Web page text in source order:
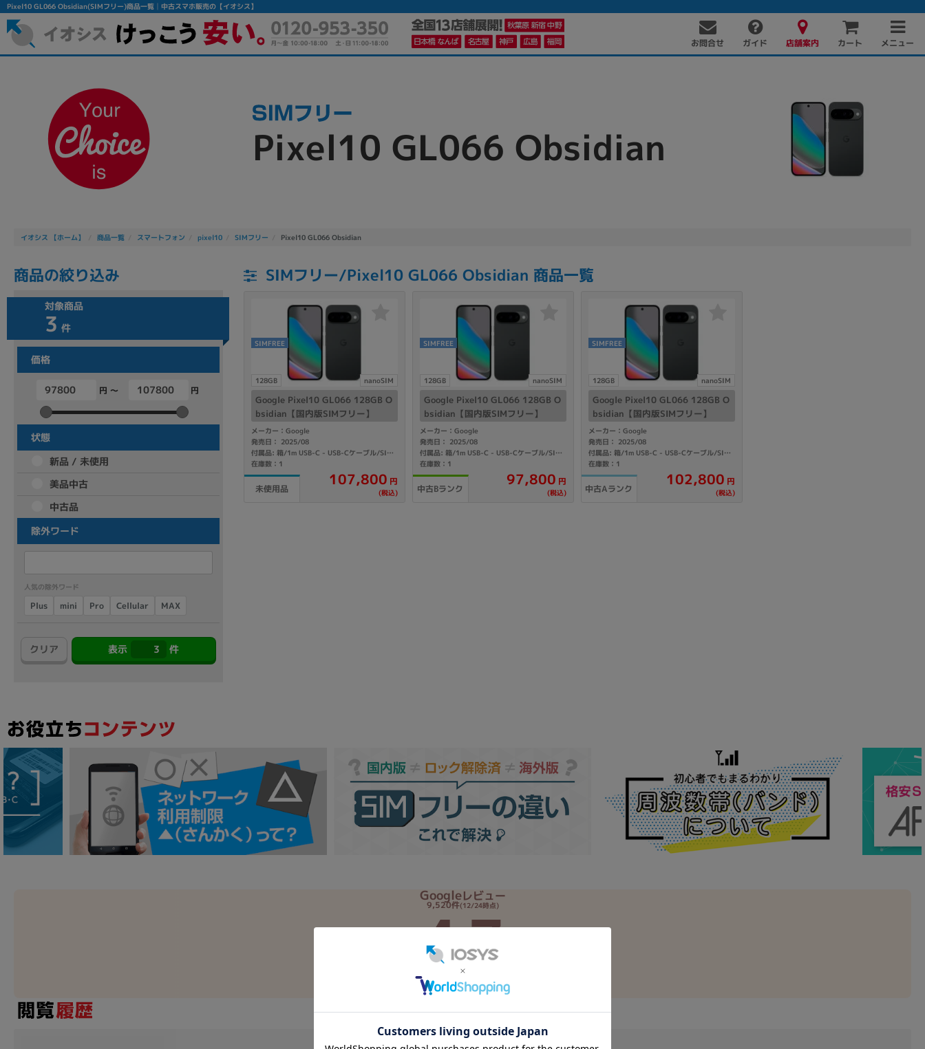
Pixel10 GL066 Obsidian(SIMフリー)商品一覧│中古スマホ販売の【イオシス】
お問合せ ガイド 店舗案内 カート メニュー
Pixel10 GL066 Obsidian
イオシス 【ホーム】 商品一覧 スマートフォン pixel10 SIMフリー Pixel10 GL066 Obsidian
商品の絞り込み
対象商品
3 件
価格
円 ～ 円
状態
新品 / 未使用
美品中古
中古品
除外ワード
人気の除外ワード
Plus mini Pro Cellular MAX
クリア 表示 3 件
SIMフリー/Pixel10 GL066 Obsidian 商品一覧
128GB nanoSIM
SIMFREE
Google Pixel10 GL066 128GB O
bsidian【国内版SIMフリー】
メーカー：Google
発売日： 2025/08
付属品: 箱/1m USB-C - USB-Cケーブル/SIM取り出しツール/マニュアル
在庫数：1
未使用品
107,800 円
(税込)
128GB nanoSIM
SIMFREE
Google Pixel10 GL066 128GB O
bsidian【国内版SIMフリー】
メーカー：Google
発売日： 2025/08
付属品: 箱/1m USB-C - USB-Cケーブル/SIM取り出しツール/マニュアル
在庫数：1
中古Bランク
97,800 円
(税込)
128GB nanoSIM
SIMFREE
Google Pixel10 GL066 128GB O
bsidian【国内版SIMフリー】
メーカー：Google
発売日： 2025/08
付属品: 箱/1m USB-C - USB-Cケーブル/SIM取り出しツール/マニュアル
在庫数：1
中古Aランク
102,800 円
(税込)
Googleレビュー
9,520件(12/24時点)
4.7
満足度 4.7！実際のレビューを見る
フリーワード
人気の検索ワード： Let's note EliteBook MacBook
シリーズ
商品シリーズ名・ブランド名の絞り込み。
dynabook LAVIE FMV Let's note Thinkpad VAIO
aspire
メーカー
製造、販売メーカーの絞り込み
Apple SONY Panasonic
HP
機能・特徴
商品の搭載機能による絞り込み
ドライブ
ドライブの絞り込み
BD−R BD-ROM DVD-マルチ DVD-ROM DVD±RW
DVDスーパーマルチ その他
新品/未使用 中古 新品
Win 11 Win 10 Win 7
容量 モニタサイズ
~
価格
年